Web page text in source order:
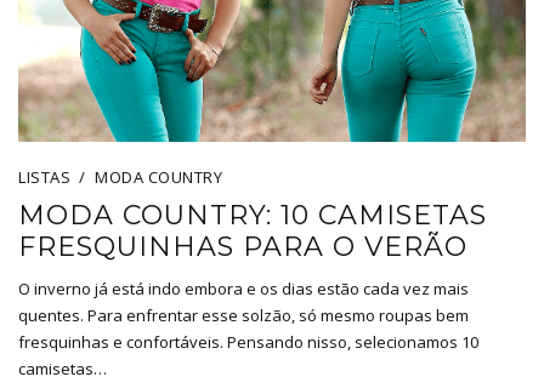
LISTAS MODA COUNTRY
MODA COUNTRY: 10 CAMISETAS
FRESQUINHAS PARA O VERÃO
O inverno já está indo embora e os dias estão cada vez mais
quentes. Para enfrentar esse solzão, só mesmo roupas bem
fresquinhas e confortáveis. Pensando nisso, selecionamos 10
camisetas…